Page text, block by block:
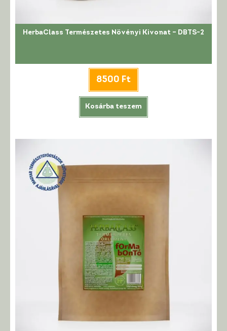
HerbaClass Természetes Növényi Kivonat – DBTS-2
8500 Ft
Kosárba teszem